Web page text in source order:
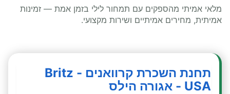
מלאי אמיתי מהספקים עם תמחור לילי בזמן אמת — זמינות
אמיתית, מחירים אמיתיים ושירות מקצועי.
תחנת השכרת קרוואנים - Britz
USA - אגורה הילס